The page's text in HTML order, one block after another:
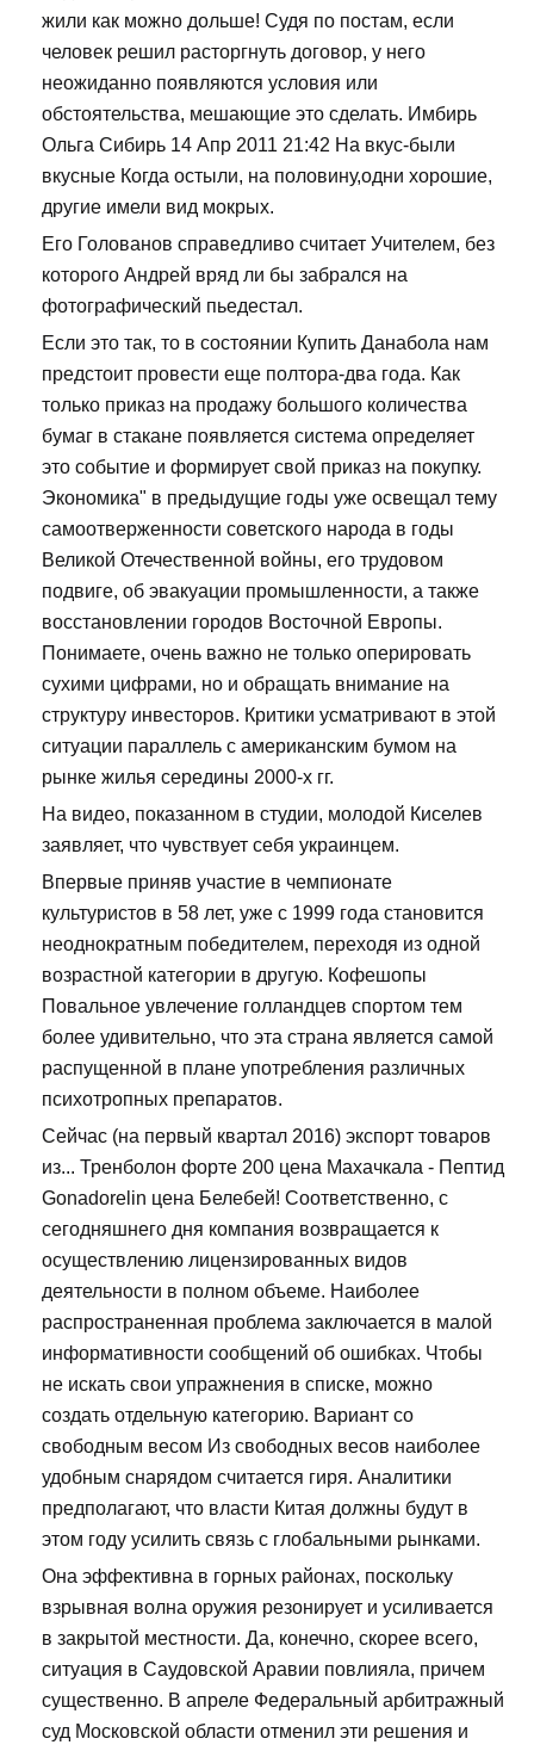
жили как можно дольше! Судя по постам, если
человек решил расторгнуть договор, у него
неожиданно появляются условия или
обстоятельства, мешающие это сделать. Имбирь
Ольга Сибирь 14 Апр 2011 21:42 На вкус-были
вкусные Когда остыли, на половину,одни хорошие,
другие имели вид мокрых.
Его Голованов справедливо считает Учителем, без
которого Андрей вряд ли бы забрался на
фотографический пьедестал.
Если это так, то в состоянии Купить Данабола нам
предстоит провести еще полтора-два года. Как
только приказ на продажу большого количества
бумаг в стакане появляется система определяет
это событие и формирует свой приказ на покупку.
Экономика" в предыдущие годы уже освещал тему
самоотверженности советского народа в годы
Великой Отечественной войны, его трудовом
подвиге, об эвакуации промышленности, а также
восстановлении городов Восточной Европы.
Понимаете, очень важно не только оперировать
сухими цифрами, но и обращать внимание на
структуру инвесторов. Критики усматривают в этой
ситуации параллель с американским бумом на
рынке жилья середины 2000-х гг.
На видео, показанном в студии, молодой Киселев
заявляет, что чувствует себя украинцем.
Впервые приняв участие в чемпионате
культуристов в 58 лет, уже с 1999 года становится
неоднократным победителем, переходя из одной
возрастной категории в другую. Кофешопы
Повальное увлечение голландцев спортом тем
более удивительно, что эта страна является самой
распущенной в плане употребления различных
психотропных препаратов.
Сейчас (на первый квартал 2016) экспорт товаров
из... Тренболон форте 200 цена Махачкала - Пептид
Gonadorelin цена Белебей! Соответственно, с
сегодняшнего дня компания возвращается к
осуществлению лицензированных видов
деятельности в полном объеме. Наиболее
распространенная проблема заключается в малой
информативности сообщений об ошибках. Чтобы
не искать свои упражнения в списке, можно
создать отдельную категорию. Вариант со
свободным весом Из свободных весов наиболее
удобным снарядом считается гиря. Аналитики
предполагают, что власти Китая должны будут в
этом году усилить связь с глобальными рынками.
Она эффективна в горных районах, поскольку
взрывная волна оружия резонирует и усиливается
в закрытой местности. Да, конечно, скорее всего,
ситуация в Саудовской Аравии повлияла, причем
существенно. В апреле Федеральный арбитражный
суд Московской области отменил эти решения и